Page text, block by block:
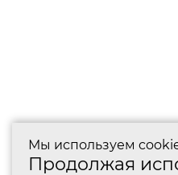
Мы используем
Продолжая